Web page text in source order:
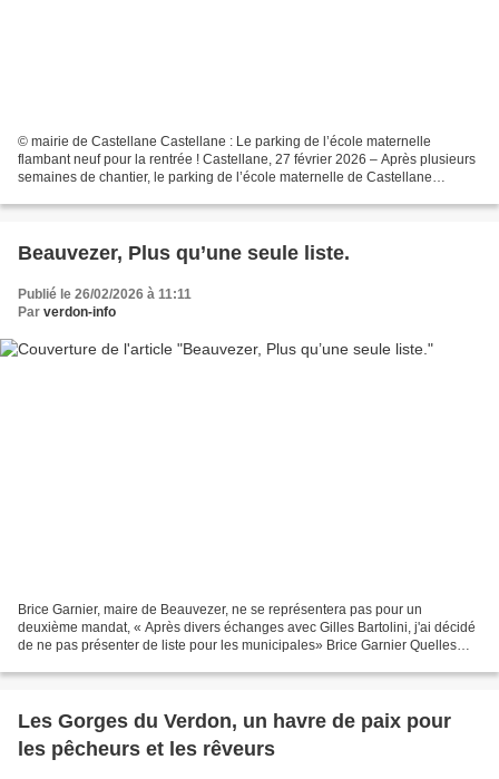
© mairie de Castellane Castellane : Le parking de l’école maternelle
flambant neuf pour la rentrée ! Castellane, 27 février 2026 – Après plusieurs
semaines de chantier, le parking de l’école maternelle de Castellane
Beauvezer, Plus qu’une seule liste.
Publié le 26/02/2026 à 11:11
Par verdon-info
Brice Garnier, maire de Beauvezer, ne se représentera pas pour un
deuxième mandat, « Après divers échanges avec Gilles Bartolini, j'ai décidé
de ne pas présenter de liste pour les municipales» Brice Garnier Quelles
Les Gorges du Verdon, un havre de paix pour
les pêcheurs et les rêveurs